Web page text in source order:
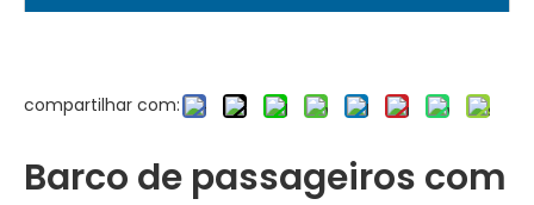
compartilhar com:
Barco de passageiros com